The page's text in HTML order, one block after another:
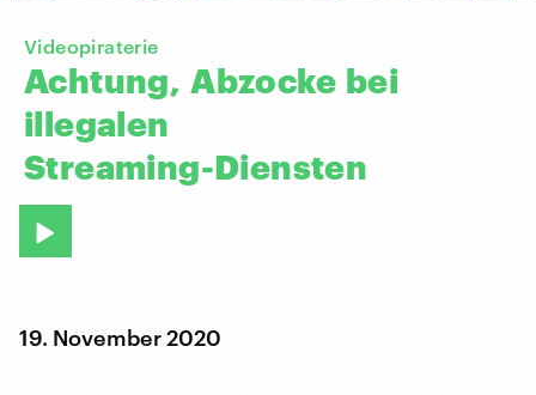
Videopiraterie
Achtung, Abzocke bei
illegalen
Streaming-Diensten
19. November 2020